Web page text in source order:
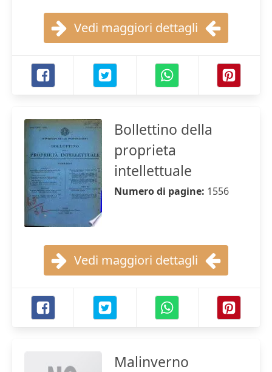
Vedi maggiori dettagli
Bollettino della
proprieta
intellettuale
Numero di pagine: 1556
Vedi maggiori dettagli
Malinverno